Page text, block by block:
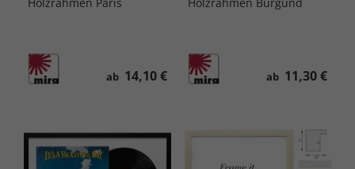
ab 14,10 € ab 11,30 €